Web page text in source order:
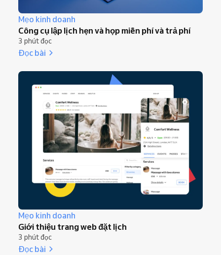
Mẹo kinh doanh
Công cụ lập lịch hẹn và họp miễn phí và trả phí
3 phút đọc
Đọc bài
Mẹo kinh doanh
Giới thiệu trang web đặt lịch
3 phút đọc
Đọc bài